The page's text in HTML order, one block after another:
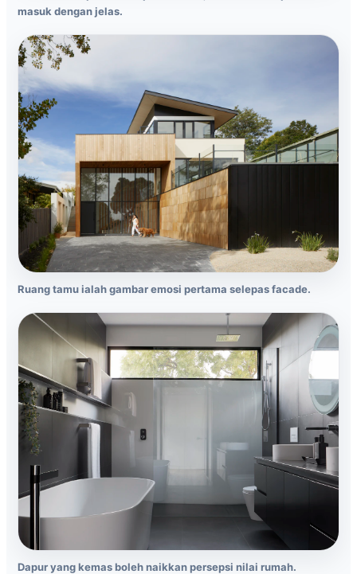
masuk dengan jelas.
Ruang tamu ialah gambar emosi pertama selepas facade.
Dapur yang kemas boleh naikkan persepsi nilai rumah.